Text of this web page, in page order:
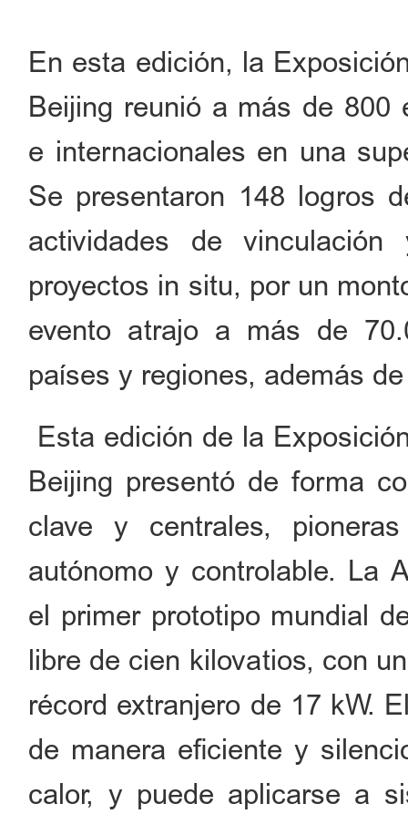
En esta edición, la
Beijing reunió a más de 800
e internacionales en una
Se presentaron 148 logros
actividades de
proyectos in situ, por un
evento atrajo a más de
países y regiones, además
Esta edición de la
Beijing presentó de forma
clave y centrales,
autónomo y controlable. La
el primer prototipo mundial
libre de cien kilovatios, con
récord extranjero de 17 kW.
de manera eficiente y
calor, y puede aplicarse a